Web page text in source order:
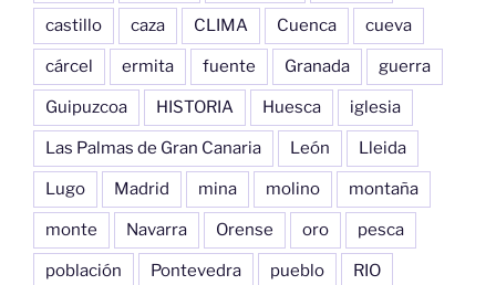
castillo caza CLIMA Cuenca cueva
cárcel ermita fuente Granada guerra
Guipuzcoa HISTORIA Huesca iglesia
Las Palmas de Gran Canaria León Lleida
Lugo Madrid mina molino montaña
monte Navarra Orense oro pesca
población Pontevedra pueblo RIO